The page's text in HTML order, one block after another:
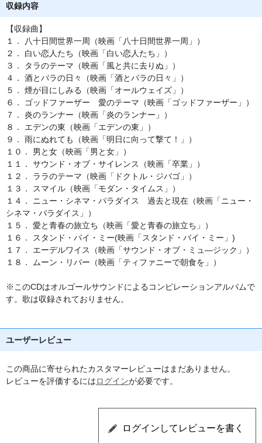
収録内容
【収録曲】
１． 八十日間世界一周（映画「八十日間世界一周」）
２． 白い恋人たち（映画「白い恋人たち」）
３． タラのテーマ（映画「風と共に去りぬ」）
４． 酒とバラの日々（映画「酒とバラの日々」）
５． 煙が目にしみる（映画「オールウェイズ」）
６． ゴッドファーザー 愛のテーマ（映画「ゴッドファーザー」）
７． 炎のランナー（映画「炎のランナー」）
８． エデンの東（映画「エデンの東」）
９． 雨にぬれても（映画「明日に向って撃て！」）
１０． 男と女（映画「男と女」）
１１． サウンド・オブ・サイレンス（映画「卒業」）
１２． ララのテーマ（映画「ドクトル・ジバゴ」）
１３． スマイル（映画「モダン・タイムス」）
１４． ニュー・シネマ・パラダイス 過去と現在（映画「ニュー・
シネマ・パラダイス」）
１５． 愛と青春の旅立ち（映画「愛と青春の旅立ち」）
１６． スタンド・バイ・ミー(映画「スタンド・バイ・ミー」)
１７． エーデルワイス（映画「サウンド・オブ・ミュ―ジック」）
１８． ムーン・リバー（映画「ティファニーで朝食を」）
※このCDはオルゴールサウンドによるコンピレーションアルバムで
す。歌は収録されておりません。
ユーザーレビュー
この商品に寄せられたカスタマーレビューはまだありません。
レビューを評価するにはログインが必要です。